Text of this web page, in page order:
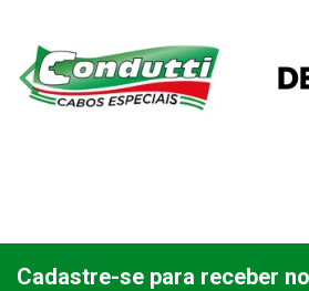
Cadastre-se para receber